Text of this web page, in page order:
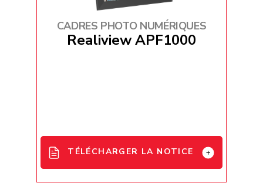
CADRES PHOTO NUMÉRIQUES
Realiview APF1000
TÉLÉCHARGER LA NOTICE